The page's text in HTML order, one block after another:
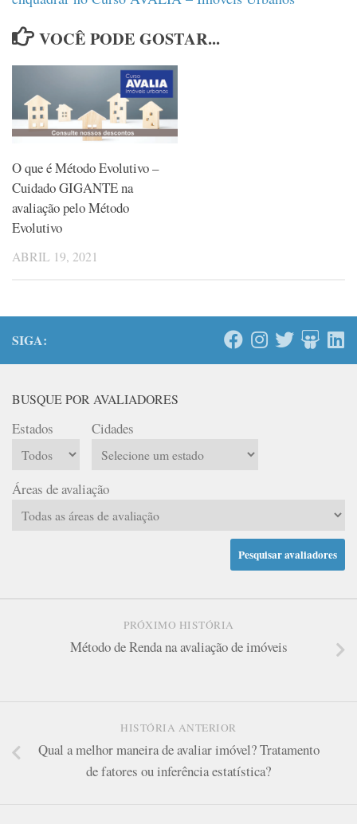
VOCÊ PODE GOSTAR...
O que é Método Evolutivo –
Cuidado GIGANTE na
avaliação pelo Método
Evolutivo
ABRIL 19, 2021
SIGA:
BUSQUE POR AVALIADORES
Estados Cidades
Áreas de avaliação
PRÓXIMO HISTÓRIA
Método de Renda na avaliação de imóveis
HISTÓRIA ANTERIOR
Qual a melhor maneira de avaliar imóvel? Tratamento
de fatores ou inferência estatística?